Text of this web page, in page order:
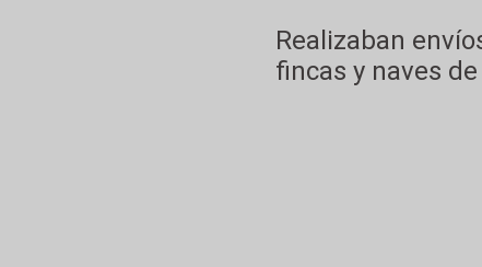
Realizaban
fincas y naves